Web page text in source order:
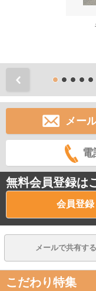
メー
無料会員登録は
会員登録
メールで共有する
こだわり特集